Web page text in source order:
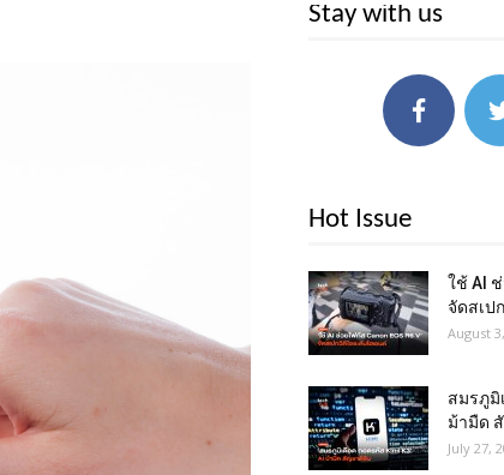
Stay with us
Hot Issue
ใช้ AI
จัดสเป
August
สมรภูมิ
ม้ามืด
July 27,